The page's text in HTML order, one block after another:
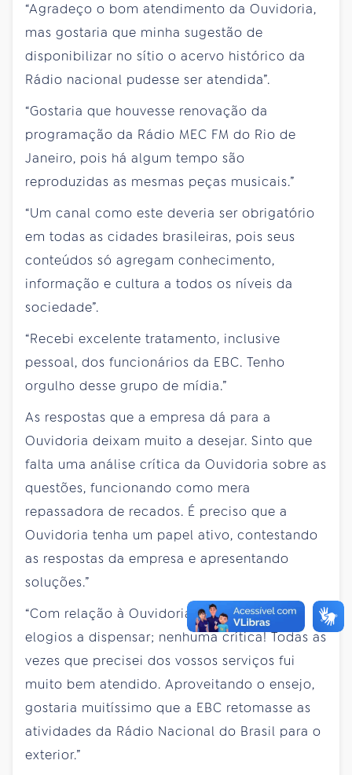
“Agradeço o bom atendimento da Ouvidoria,
mas gostaria que minha sugestão de
disponibilizar no sítio o acervo histórico da
Rádio nacional pudesse ser atendida”.
“Gostaria que houvesse renovação da
programação da Rádio MEC FM do Rio de
Janeiro, pois há algum tempo são
reproduzidas as mesmas peças musicais.”
“Um canal como este deveria ser obrigatório
em todas as cidades brasileiras, pois seus
conteúdos só agregam conhecimento,
informação e cultura a todos os níveis da
sociedade”.
“Recebi excelente tratamento, inclusive
pessoal, dos funcionários da EBC. Tenho
orgulho desse grupo de mídia.”
As respostas que a empresa dá para a
Ouvidoria deixam muito a desejar. Sinto que
falta uma análise crítica da Ouvidoria sobre as
questões, funcionando como mera
repassadora de recados. É preciso que a
Ouvidoria tenha um papel ativo, contestando
as respostas da empresa e apresentando
soluções.”
“Com relação à Ouvidoria da EBC, só tenho
elogios a dispensar; nenhuma crítica! Todas as
vezes que precisei dos vossos serviços fui
muito bem atendido. Aproveitando o ensejo,
gostaria muitíssimo que a EBC retomasse as
atividades da Rádio Nacional do Brasil para o
exterior.”